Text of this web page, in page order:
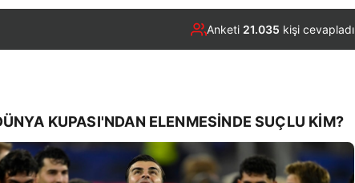
Anketi 21.035 kişi cevapladı
KUPASI'NDAN ELENMESINDE SUÇLU KIM?